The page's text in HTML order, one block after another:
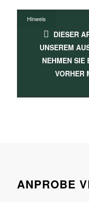
Hinweis
DIESER
UNSEREM
EHMEN SIE
ORHER
ANPROBE